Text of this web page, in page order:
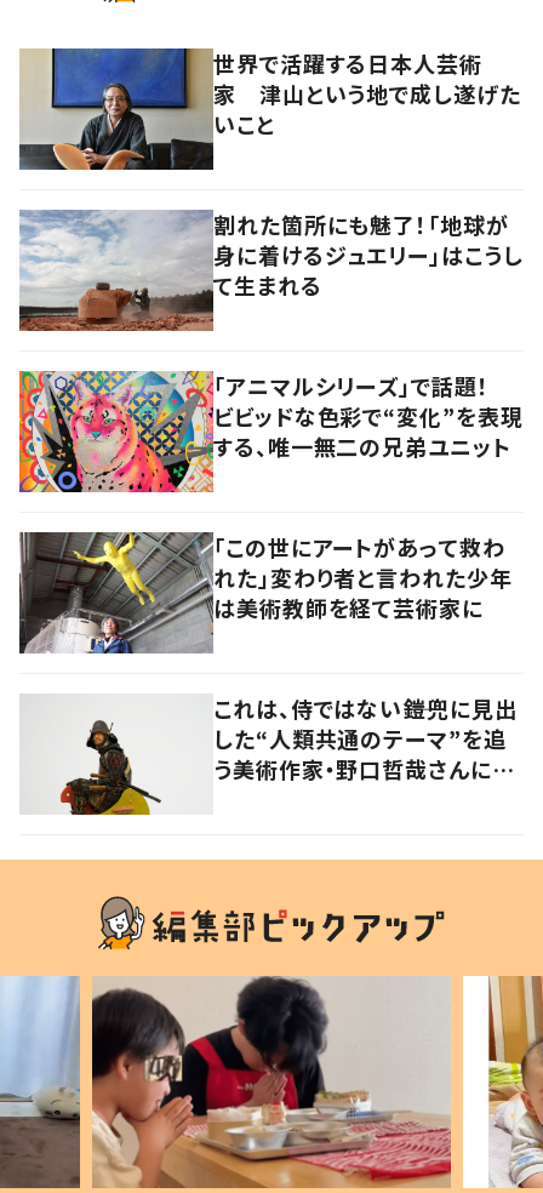
世界で活躍する日本人芸術
家 津山という地で成し遂げた
いこと
割れた箇所にも魅了！「地球が
身に着けるジュエリー」はこうし
て生まれる
「アニマルシリーズ」で話題！
ビビッドな色彩で“変化”を表現
する、唯一無二の兄弟ユニット
「この世にアートがあって救わ
れた」変わり者と言われた少年
は美術教師を経て芸術家に
これは、侍ではない――鎧兜に見出
した“人類共通のテーマ”を追
う美術作家・野口哲哉さんに聞